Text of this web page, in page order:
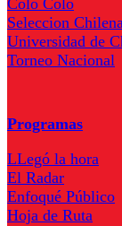
Colo Colo
Seleccion
Universidad de
Torneo Nacional
Programas
LLegó la hora
El Radar
Enfoqué Público
Hoja de Ruta